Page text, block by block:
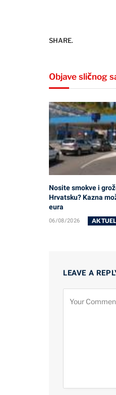
SHARE.
Objave sličnog
Nosite smokve i
Hrvatsku? Kazna
eura
06/08/2026
LEAVE A